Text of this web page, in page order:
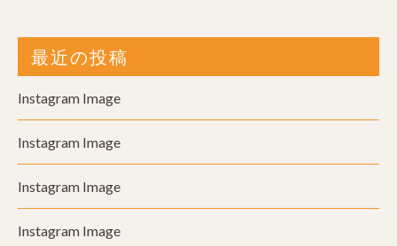
最近の投稿
Instagram Image
Instagram Image
Instagram Image
Instagram Image